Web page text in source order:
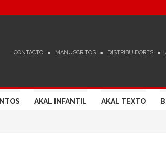
CONTACTO MANUSCRITOS DISTRIBUIDORES
AKAL INFANTIL AKAL TEXTO